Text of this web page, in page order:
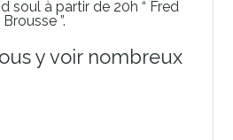
soul à partir de 20h “ Fred
Brousse ”.
y voir nombreux